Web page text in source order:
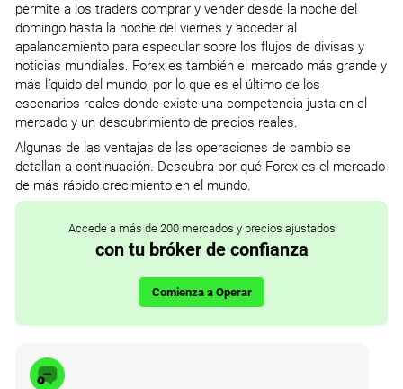
permite a los traders comprar y vender desde la noche del
domingo hasta la noche del viernes y acceder al
apalancamiento para especular sobre los flujos de divisas y
noticias mundiales. Forex es también el mercado más grande y
más líquido del mundo, por lo que es el último de los
escenarios reales donde existe una competencia justa en el
mercado y un descubrimiento de precios reales.
Algunas de las ventajas de las operaciones de cambio se
detallan a continuación. Descubra por qué Forex es el mercado
de más rápido crecimiento en el mundo.
Accede a más de 200 mercados y precios ajustados
con tu bróker de confianza
Comienza a Operar